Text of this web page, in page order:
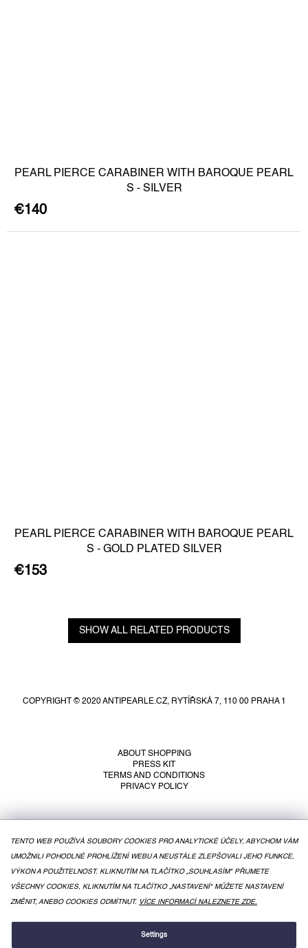
TENTO WEB POUŽÍVÁ SOUBORY COOKIES PRO ANALYTICKÉ ÚČELY, ABYCHOM VÁM
UMOŽNILI POHODLNÉ PROHLÍŽENÍ WEBU A NEUSTÁLE ZLEPŠOVALI JEHO FUNKCE,
VÝKON A POUŽITELNOST. KLIKNUTÍM NA TLAČÍTKO „SOUHLASÍM" PŘIJMETE
VŠECHNY COOKIES, KLIKNUTÍM NA TLAČÍTKO „NASTAVENÍ" MŮŽETE NASTAVENÍ
ZMĚNIT, ANEBO COOKIES ODMÍTNUT. VÍCE INFORMACÍ NALEZNETE ZDE.
Settings
PEARL PIERCE CARABINER WITH BAROQUE PEARL
S - SILVER
€140
PEARL PIERCE CARABINER WITH BAROQUE PEARL
S - GOLD PLATED SILVER
€153
SHOW ALL RELATED PRODUCTS
COPYRIGHT © 2020 ANTIPEARLE.CZ, RYTÍŘSKÁ 7, 110 00 PRAHA 1
ABOUT SHOPPING
PRESS KIT
TERMS AND CONDITIONS
PRIVACY POLICY
CREATED BY SHOPTET